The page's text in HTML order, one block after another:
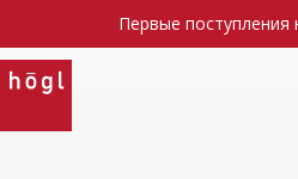
Первые поступления